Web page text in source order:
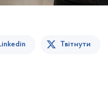
Твітнути